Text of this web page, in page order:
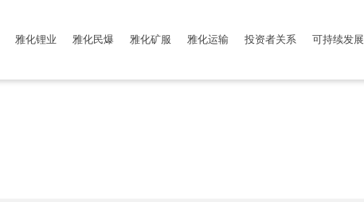
雅化锂业 雅化民爆 雅化矿服 雅化运输 投资者关系 可持续发展